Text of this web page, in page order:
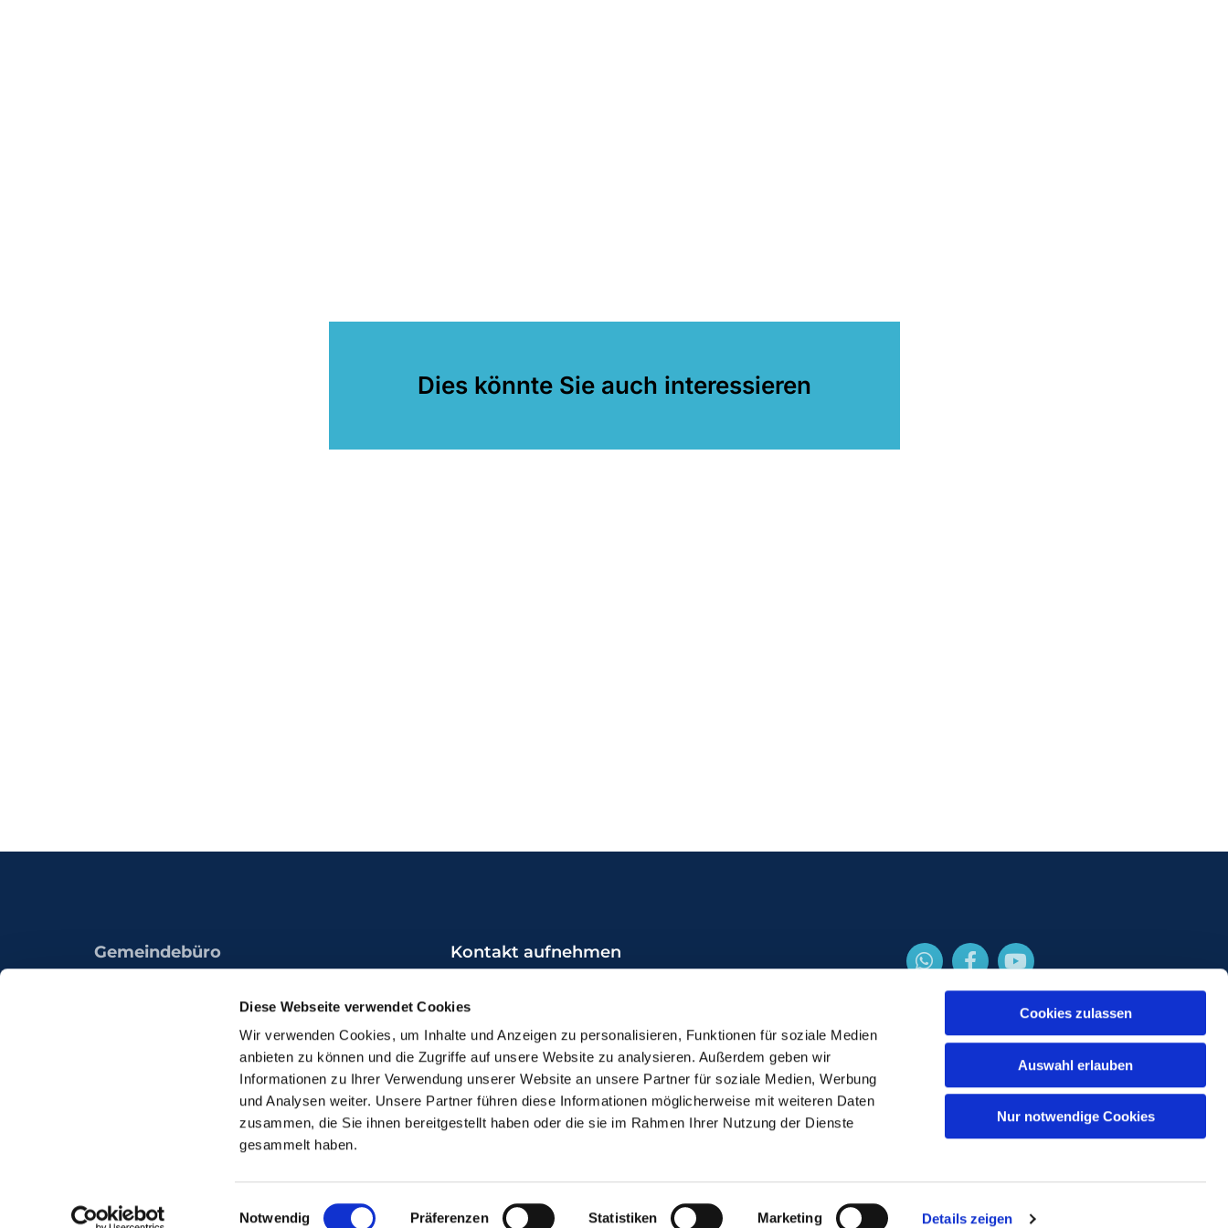
Diese Webseite verwendet Cookies
Wir verwenden Cookies, um Inhalte und Anzeigen zu personalisieren, Funktionen für soziale Medien
anbieten zu können und die Zugriffe auf unsere Website zu analysieren. Außerdem geben wir
Informationen zu Ihrer Verwendung unserer Website an unsere Partner für soziale Medien, Werbung
und Analysen weiter. Unsere Partner führen diese Informationen möglicherweise mit weiteren Daten
zusammen, die Sie ihnen bereitgestellt haben oder die sie im Rahmen Ihrer Nutzung der Dienste
gesammelt haben.
Einwilligungsauswahl
Notwendig Präferenzen Statistiken Marketing Details zeigen
Cookies zulassen
Auswahl erlauben
Nur notwendige Cookies
Dies könnte Sie auch interessieren
Gemeindebüro
Kontakt aufnehmen